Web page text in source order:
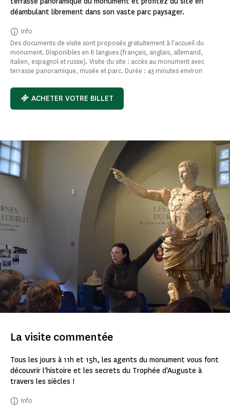
déambulant librement dans son vaste parc paysager.
Info
Des documents de visite sont proposés gratuitement à l'accueil du
monument. Disponibles en 6 langues (français, anglais, allemand,
italien, espagnol et russe). Visite du site : accès au monument avec
terrasse panoramique, musée et parc. Durée : 45 minutes environ
ACHETER VOTRE BILLET
La visite commentée
Tous les jours à 11h et 15h, les agents du monument vous font
découvrir l'histoire et les secrets du Trophée d'Auguste à
travers les siècles !
Info